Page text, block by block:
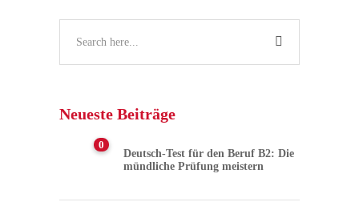
Neueste Beiträge
0
Deutsch-Test für den Beruf B2: Die
mündliche Prüfung meistern